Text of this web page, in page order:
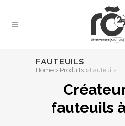
FAUTEUILS
Home > Produits > Fauteuils
fauteuils